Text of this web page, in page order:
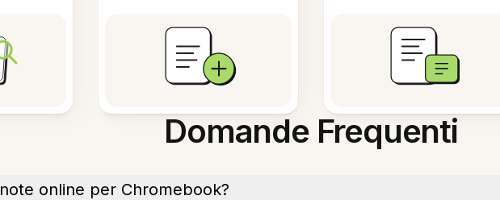
Domande Frequenti
online per Chromebook?